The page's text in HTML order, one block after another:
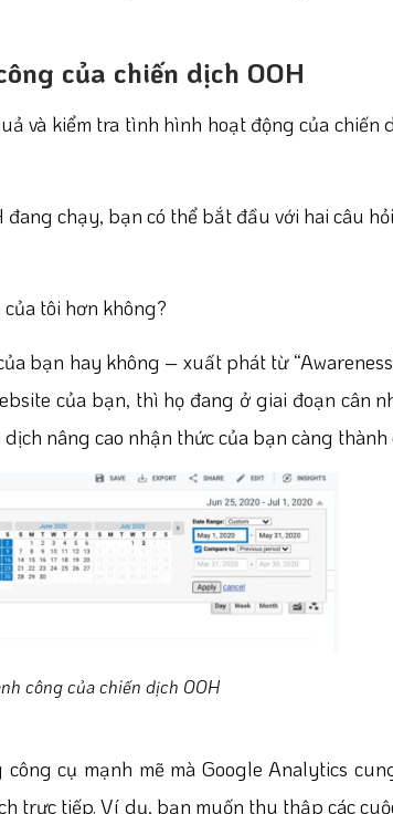
của chiến dịch OOH
và kiểm tra tình hình hoạt động của chiến
chạy, bạn có thể bắt đầu với hai câu
tôi hơn không?
bạn hay không – xuất phát từ
của bạn, thì họ đang ở giai đoạn cân
nâng cao nhận thức của bạn càng thành
công của chiến dịch OOH
cụ mạnh mẽ mà Google Analytics
trực tiếp. Ví dụ, bạn muốn thu thập các